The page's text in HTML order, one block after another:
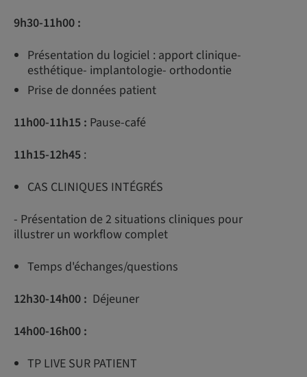
9h30-11h00 :
Présentation du logiciel : apport clinique-
esthétique- implantologie- orthodontie
Prise de données patient
11h00-11h15 : Pause-café
11h15-12h45 :
CAS CLINIQUES INTÉGRÉS
- Présentation de 2 situations cliniques pour
illustrer un workflow complet
Temps d'échanges/questions
12h30-14h00 : Déjeuner
14h00-16h00 :
TP LIVE SUR PATIENT